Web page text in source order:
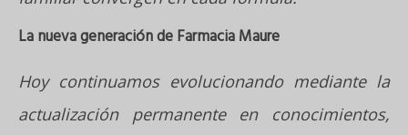
La nueva generación de Farmacia Maure
Hoy continuamos evolucionando mediante la
actualización permanente en conocimientos,